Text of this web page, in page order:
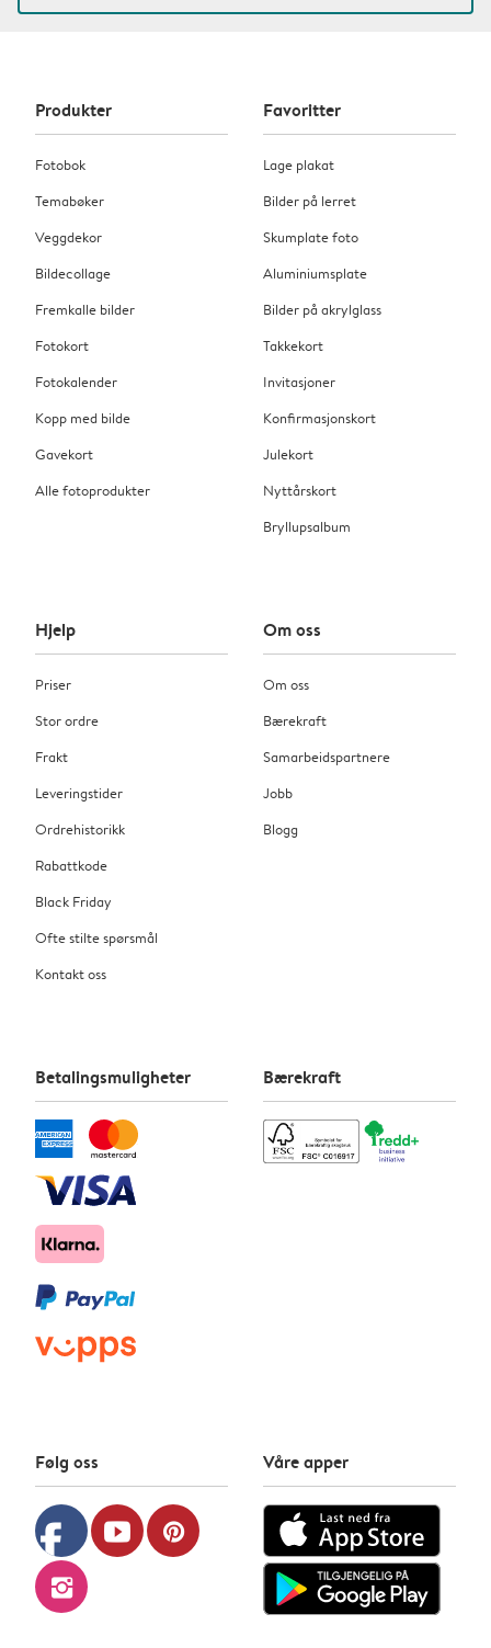
Produkter
Fotobok
Temabøker
Veggdekor
Bildecollage
Fremkalle bilder
Fotokort
Fotokalender
Kopp med bilde
Gavekort
Alle fotoprodukter
Favoritter
Lage plakat
Bilder på lerret
Skumplate foto
Aluminiumsplate
Bilder på akrylglass
Takkekort
Invitasjoner
Konfirmasjonskort
Julekort
Nyttårskort
Bryllupsalbum
Hjelp
Priser
Stor ordre
Frakt
Leveringstider
Ordrehistorikk
Rabattkode
Black Friday
Ofte stilte spørsmål
Kontakt oss
Om oss
Om oss
Bærekraft
Samarbeidspartnere
Jobb
Blogg
Betalingsmuligheter Bærekraft
Følg oss
facebook youtube pinterest
instagram
Våre apper